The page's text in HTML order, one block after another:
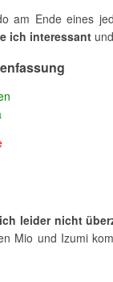
am Ende eines
ich interessant
leider nicht
Mio und Izumi